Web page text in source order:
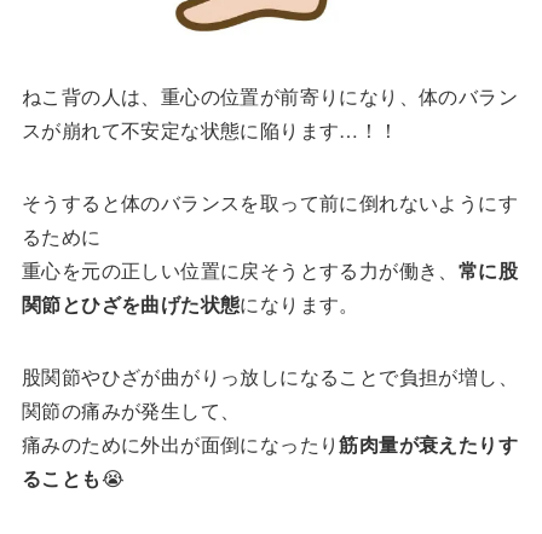
ねこ背の人は、重心の位置が前寄りになり、体のバラン
スが崩れて不安定な状態に陥ります…！！
そうすると体のバランスを取って前に倒れないようにす
るために
重心を元の正しい位置に戻そうとする力が働き、 常に股
関節とひざを曲げた状態になります。
股関節やひざが曲がりっ放しになることで負担が増し、
関節の痛みが発生して、
痛みのために外出が面倒になったり筋肉量が衰えたりす
ることも😭